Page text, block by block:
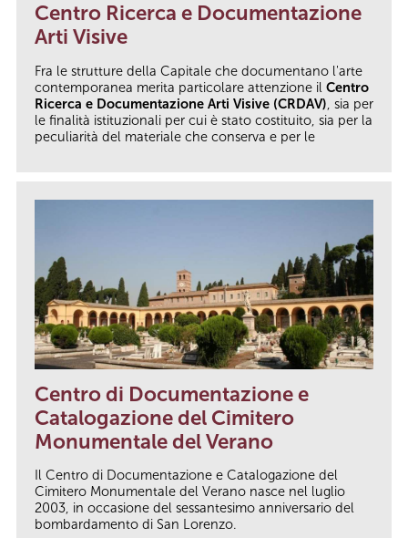
Centro Ricerca e Documentazione
Arti Visive
Fra le strutture della Capitale che documentano l'arte
contemporanea merita particolare attenzione il Centro
Ricerca e Documentazione Arti Visive (CRDAV), sia per
le finalità istituzionali per cui è stato costituito, sia per la
peculiarità del materiale che conserva e per le
Centro di Documentazione e
Catalogazione del Cimitero
Monumentale del Verano
Il Centro di Documentazione e Catalogazione del
Cimitero Monumentale del Verano nasce nel luglio
2003, in occasione del sessantesimo anniversario del
bombardamento di San Lorenzo.